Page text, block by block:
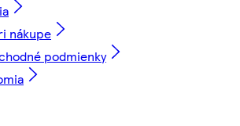
nákupe
podmienky